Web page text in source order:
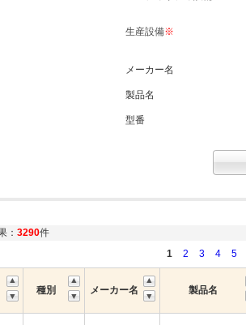
生産設備※
メーカー名
製品名
型番
： 3290件
1
2 3 4 5
種別 メーカー名 製品名